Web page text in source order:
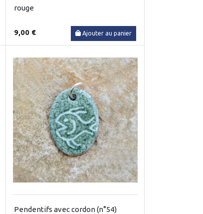
rouge
9,00 € Ajouter au panier
Pendentifs avec cordon (n°54)